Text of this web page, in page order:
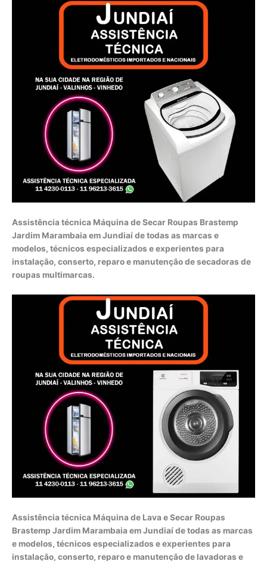
Assistência técnica Máquina de Secar Roupas Brastemp
Jardim Marambaia em Jundiaí de todas as marcas e
modelos, técnicos especializados e experientes para
instalação, conserto, reparo e manutenção de secadoras de
roupas multimarcas.
Assistência técnica Máquina de Lava e Secar Roupas
Brastemp Jardim Marambaia em Jundiaí de todas as marcas
e modelos, técnicos especializados e experientes para
instalação, conserto, reparo e manutenção de lavadoras e